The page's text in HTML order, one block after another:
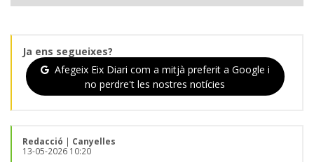
Ja ens segueixes?
Afegeix Eix Diari com a mitjà preferit a Google i
no perdre't les nostres notícies
Redacció | Canyelles
13-05-2026 10:20